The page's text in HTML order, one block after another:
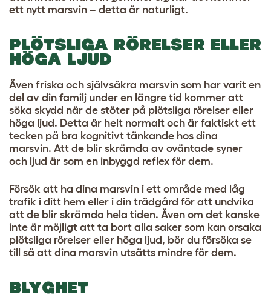
ett nytt marsvin – detta är naturligt.
PLÖTSLIGA RÖRELSER ELLER
HÖGA LJUD
Även friska och självsäkra marsvin som har varit en
del av din familj under en längre tid kommer att
söka skydd när de stöter på plötsliga rörelser eller
höga ljud. Detta är helt normalt och är faktiskt ett
tecken på bra kognitivt tänkande hos dina
marsvin. Att de blir skrämda av oväntade syner
och ljud är som en inbyggd reflex för dem.
Försök att ha dina marsvin i ett område med låg
trafik i ditt hem eller i din trädgård för att undvika
att de blir skrämda hela tiden. Även om det kanske
inte är möjligt att ta bort alla saker som kan orsaka
plötsliga rörelser eller höga ljud, bör du försöka se
till så att dina marsvin utsätts mindre för dem.
BLYGHET